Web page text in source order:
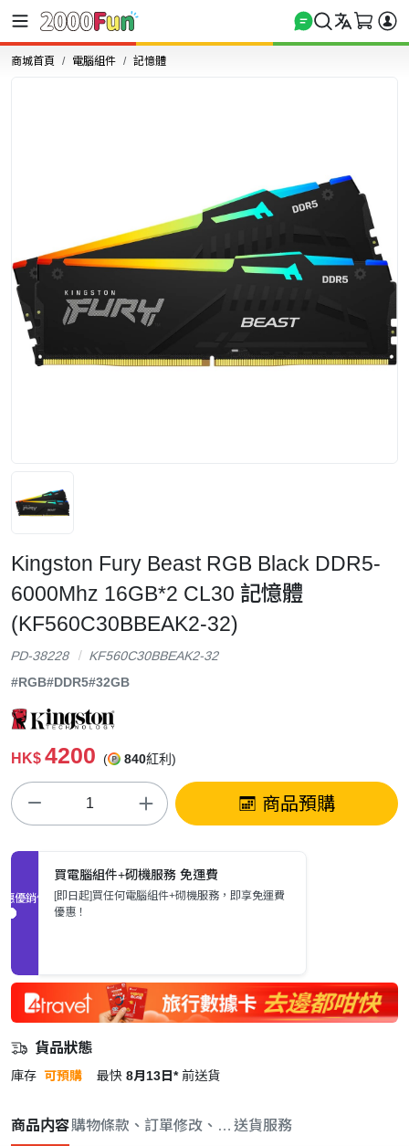
商城首頁 電腦組件 記憶體
Kingston Fury Beast RGB Black DDR5-
6000Mhz 16GB*2 CL30 記憶體
(KF560C30BBEAK2-32)
PD-38228
KF560C30BBEAK2-32
#RGB#DDR5#32GB
HK$ 4200 ( 840紅利)
商品預購
促銷優惠
買電腦組件+砌機服務 免運費
[即日起]買任何電腦組件+砌機服務，即享免運費
優惠！
貨品狀態
庫存 可預購 最快 8月13日* 前送貨
商品内容購物條款、訂單修改、取消與退款政策
送貨服務